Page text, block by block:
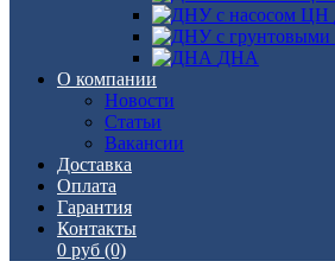
ДНА
О компании
Новости
Статьи
Вакансии
Доставка
Оплата
Гарантия
Контакты
0 руб (0)